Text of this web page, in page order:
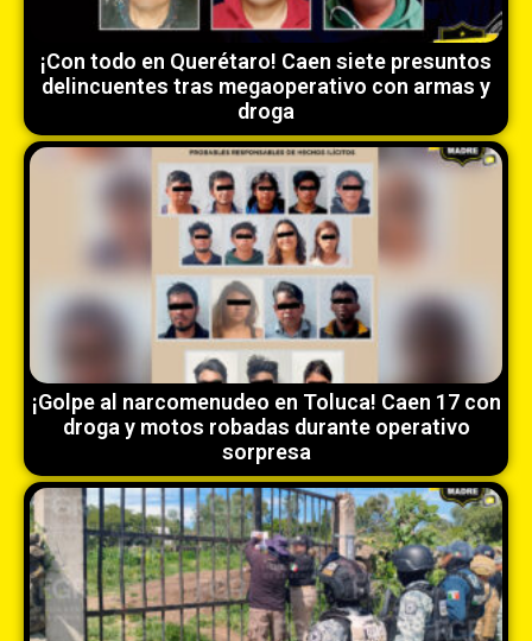
¡Con todo en Querétaro! Caen siete presuntos
delincuentes tras megaoperativo con armas y
droga
¡Golpe al narcomenudeo en Toluca! Caen 17 con
droga y motos robadas durante operativo
sorpresa